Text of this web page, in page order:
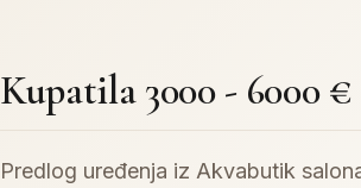
Kupatila 3000 - 6000 €
Predlog uređenja iz Akvabutik